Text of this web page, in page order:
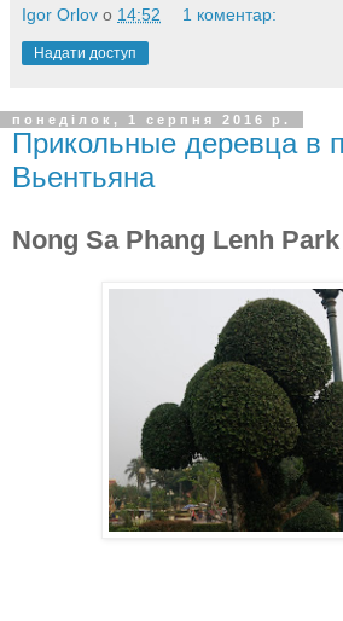
Igor Orlov о 14:52 1 коментар:
Надати доступ
понеділок, 1 серпня 2016 р.
Прикольные деревца в
Вьентьяна
Nong Sa Phang Lenh Park